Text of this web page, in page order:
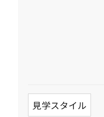
見学スタイル